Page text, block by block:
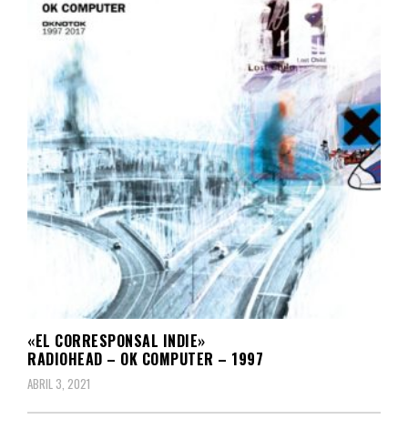
«EL CORRESPONSAL INDIE»
RADIOHEAD – OK COMPUTER – 1997
ABRIL 3, 2021